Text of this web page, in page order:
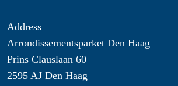
Address
Arrondissementsparket Den Haag
Prins Clauslaan 60
2595 AJ Den Haag